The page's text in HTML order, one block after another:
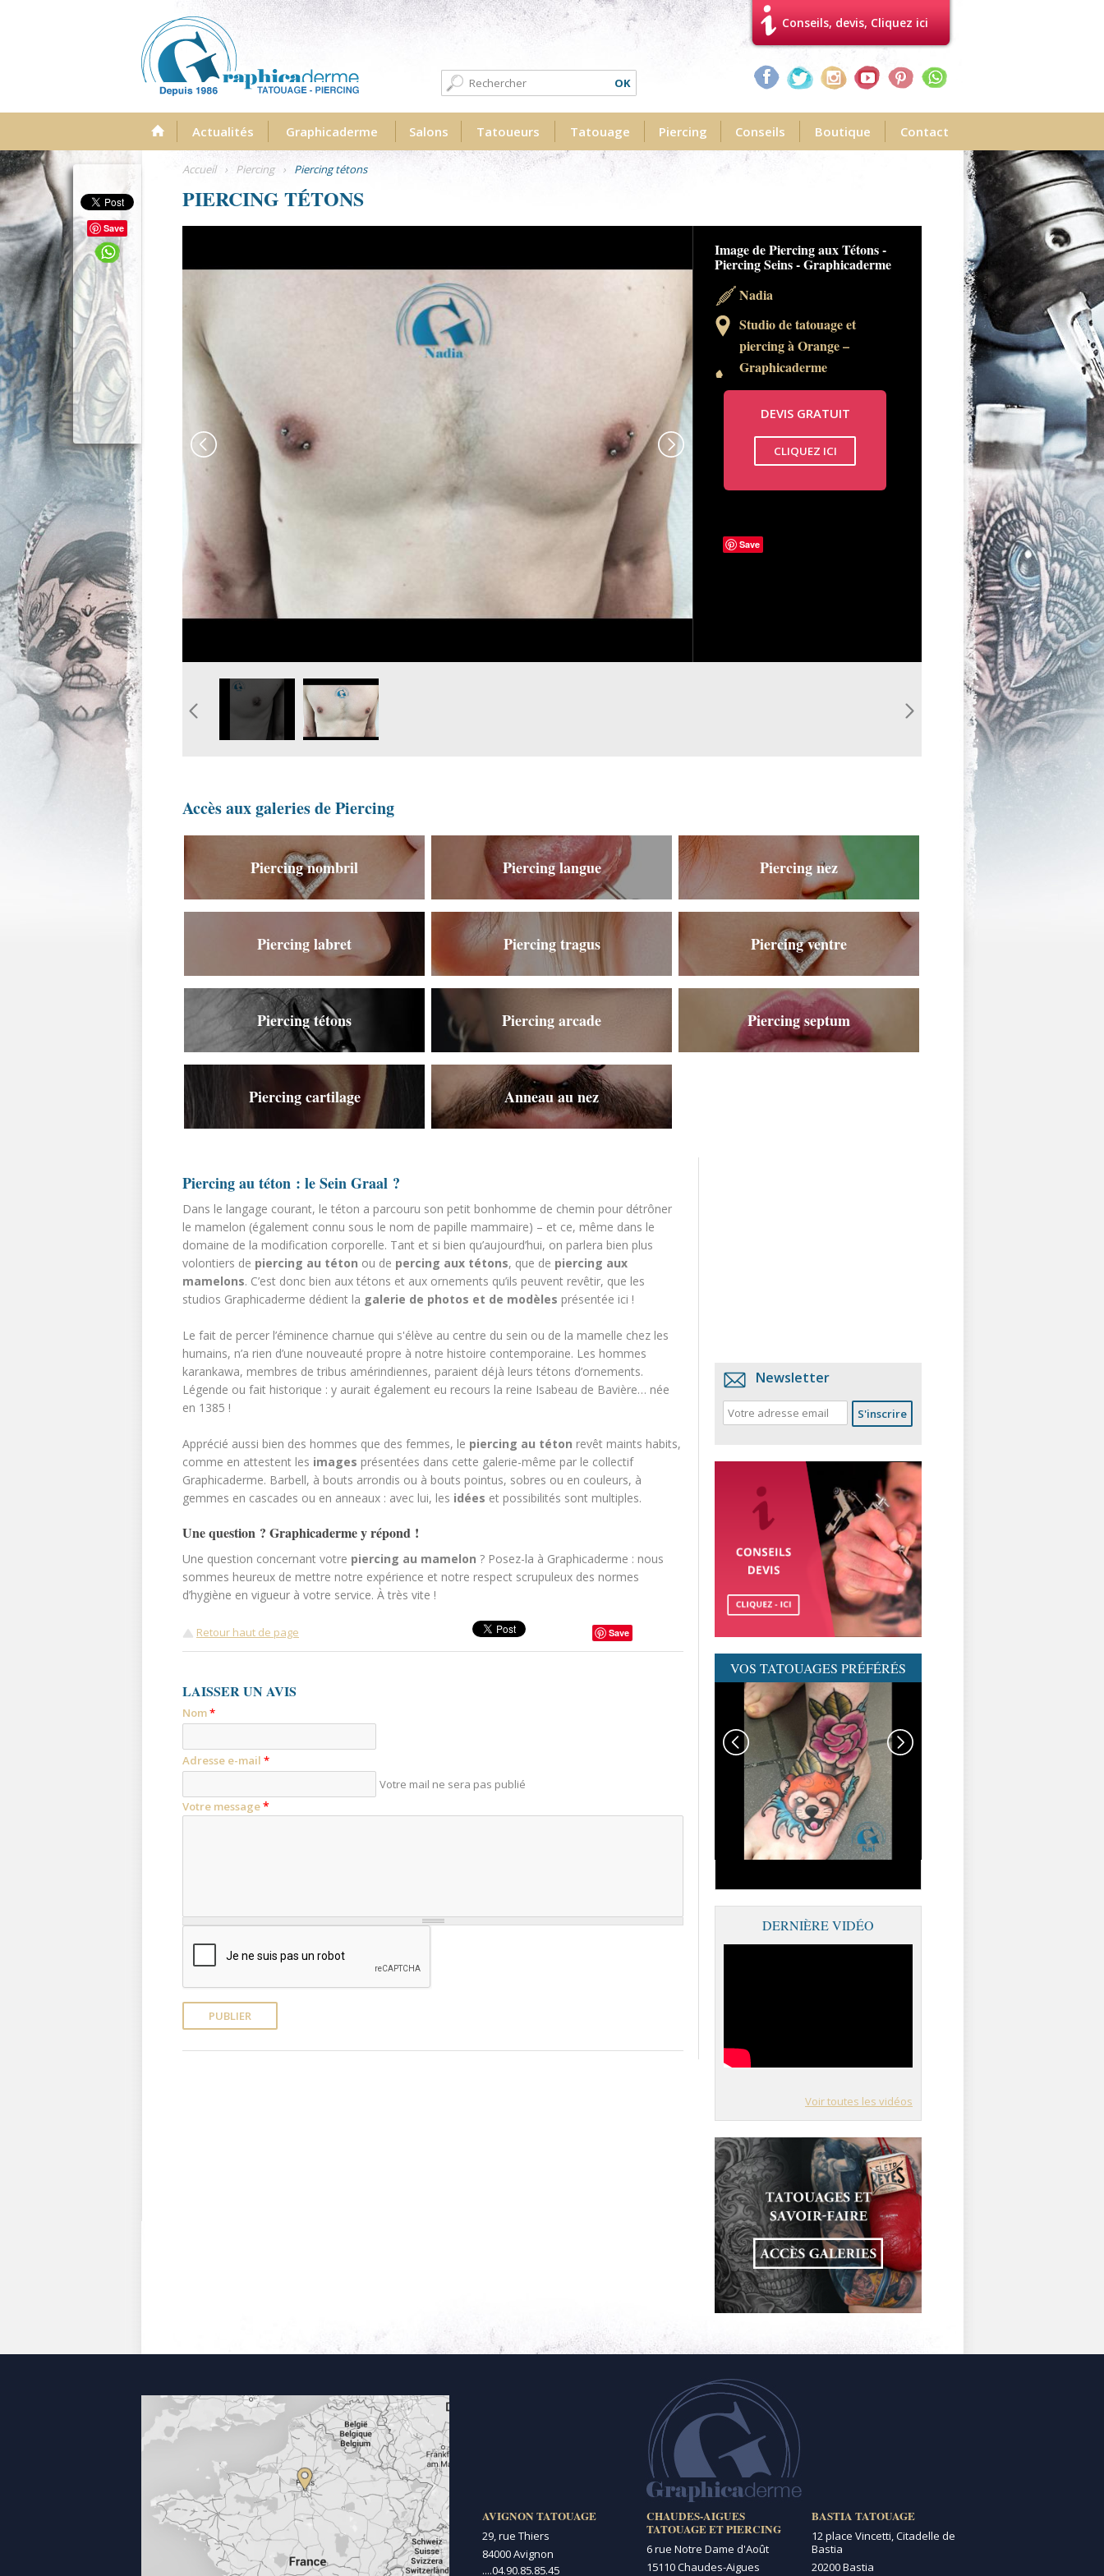
Formulaire de recherche Recherche
Conseils, devis, Cliquez ici
Menu Actualités Graphicaderme Salons Tatoueurs Tatouage Piercing Conseils Boutique Contact
Save
Accueil › Piercing › Piercing tétons
PIERCING TÉTONS
Image de Piercing aux Tétons -
Piercing Seins - Graphicaderme
Nadia
Studio de tatouage et
piercing à Orange –
Graphicaderme
DEVIS GRATUIT
CLIQUEZ ICI
Save
image-piercing-tetons-
graphicaderme.jpg
photo-
piercing-
tetons-
Accès aux galeries de Piercing
Piercing nombril Piercing langue Piercing nez
Piercing labret Piercing tragus Piercing ventre
Piercing tétons Piercing arcade Piercing septum
Piercing cartilage Anneau au nez
Piercing au téton : le Sein Graal ?
Dans le langage courant, le téton a parcouru son petit bonhomme de chemin pour détrôner
le mamelon (également connu sous le nom de papille mammaire) – et ce, même dans le
domaine de la modification corporelle. Tant et si bien qu’aujourd’hui, on parlera bien plus
volontiers de piercing au téton ou de percing aux tétons, que de piercing aux
mamelons. C’est donc bien aux tétons et aux ornements qu’ils peuvent revêtir, que les
studios Graphicaderme dédient la galerie de photos et de modèles présentée ici !
Le fait de percer l’éminence charnue qui s'élève au centre du sein ou de la mamelle chez les
humains, n’a rien d’une nouveauté propre à notre histoire contemporaine. Les hommes
karankawa, membres de tribus amérindiennes, paraient déjà leurs tétons d’ornements.
Légende ou fait historique : y aurait également eu recours la reine Isabeau de Bavière… née
en 1385 !
Apprécié aussi bien des hommes que des femmes, le piercing au téton revêt maints habits,
comme en attestent les images présentées dans cette galerie-même par le collectif
Graphicaderme. Barbell, à bouts arrondis ou à bouts pointus, sobres ou en couleurs, à
gemmes en cascades ou en anneaux : avec lui, les idées et possibilités sont multiples.
Une question ? Graphicaderme y répond !
Une question concernant votre piercing au mamelon ? Posez-la à Graphicaderme : nous
sommes heureux de mettre notre expérience et notre respect scrupuleux des normes
d’hygiène en vigueur à votre service. À très vite !
Retour haut de page Save
LAISSER UN AVIS
Nom*
Adresse e-mail *
Votre mail ne sera pas publié
Votre message*
Newsletter
VOS TATOUAGES PRÉFÉRÉS
GRAPHICADERME-
TATOUAGENEOTRAD-
NEOTRAD-AVIGNON-
MEILLEURSTATOUEURS
DERNIÈRE VIDÉO
Voir toutes les vidéos
AVIGNON TATOUAGE
29, rue Thiers
84000 Avignon
....04.90.85.85.45
CHAUDES-AIGUES
TATOUAGE ET PIERCING
6 rue Notre Dame d'Août
15110 Chaudes-Aigues
BASTIA TATOUAGE
12 place Vincetti, Citadelle de
Bastia
20200 Bastia